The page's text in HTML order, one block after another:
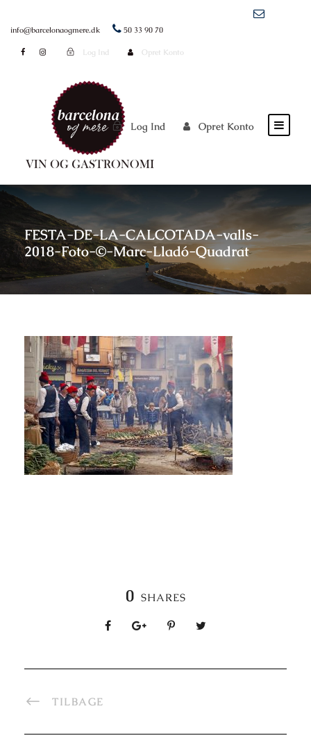
info@barcelonaogmere.dk 50 33 90 70
Log Ind Opret Konto
Log Ind Opret Konto
FESTA-DE-LA-CALCOTADA-valls-
2018-Foto-©-Marc-Lladó-Quadrat
0 SHARES
TILBAGE